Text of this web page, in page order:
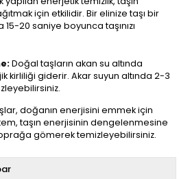
için etkilidir. Bir elinize taşı bir
20 saniye boyunca taşınızı
Doğal taşların akan su altında
kirliliği giderir. Akar suyun altında 2-3
doğanın enerjisini emmek için
taşın enerjisinin dengelenmesine
toprağa gömerek temizleyebilirsiniz.